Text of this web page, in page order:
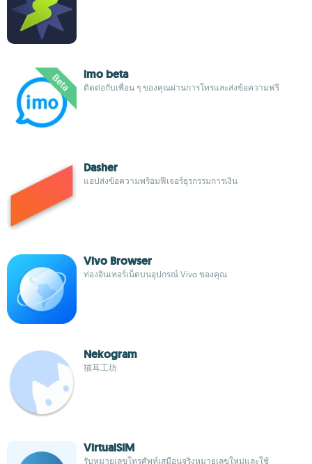
imo beta
ติดต่อกับเพื่อน ๆ ของคุณผ่านการโทรและส่งข้อความฟรี
Dasher
แอปส่งข้อความพร้อมฟีเจอร์ธุรกรรมการเงิน
Vivo Browser
ท่องอินเทอร์เน็ตบนอุปกรณ์ Vivo ของคุณ
Nekogram
猫耳工坊
VirtualSIM
รับหมายเลขโทรศัพท์เสมือนจริงหมายเลขใหม่และใช้